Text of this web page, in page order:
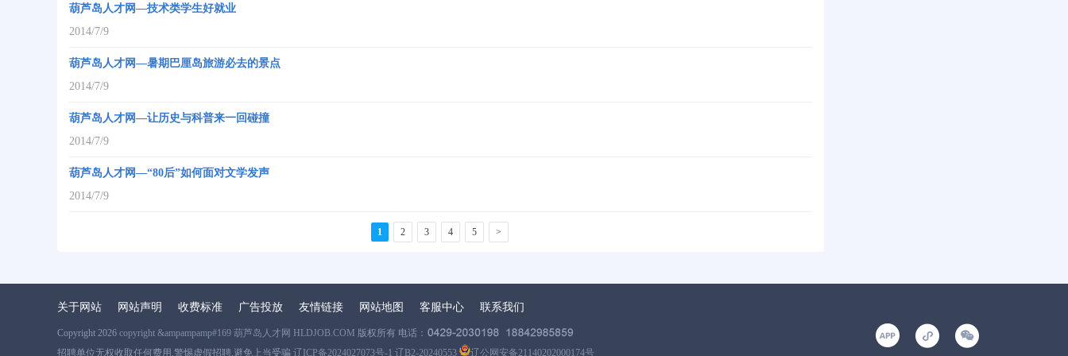
葫芦岛人才网—技术类学生好就业
2014/7/9
葫芦岛人才网—暑期巴厘岛旅游必去的景点
2014/7/9
葫芦岛人才网—让历史与科普来一回碰撞
2014/7/9
葫芦岛人才网—“80后”如何面对文学发声
2014/7/9
1 2 3 4 5 >
关于网站 网站声明 收费标准 广告投放 友情链接 网站地图 客服中心 联系我们
Copyright 2026 copyright &ampampamp#169 葫芦岛人才网 HLDJOB.COM 版权所有 电话：
招聘单位无权收取任何费用,警惕虚假招聘,避免上当受骗 辽ICP备2024027073号-1 辽B2-20240553 辽公网安备21140202000174号